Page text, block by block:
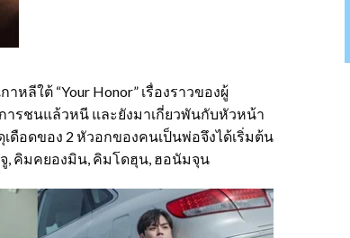
ลีใต้ “Your Honor” เรื่องราวของผู้
รชนแล้วหนี และยังมาเกี่ยวพันกับหัวหน้า
ดือดของ 2 หัวอกของคนเป็นพ่อจึงได้เริ่มต้น
, คิมคยองมิน, คิมโดฮุน, ฮอนัมจุน